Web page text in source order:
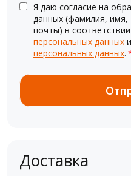
Я даю согласие на
данных (фамилия, имя,
почты) в
персональных данных и
персональных данных.
Доставка